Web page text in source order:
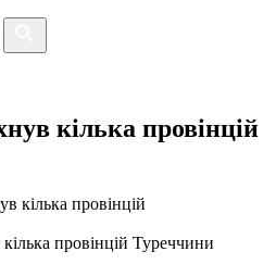
кілька провінцій
провінцій Туреччини